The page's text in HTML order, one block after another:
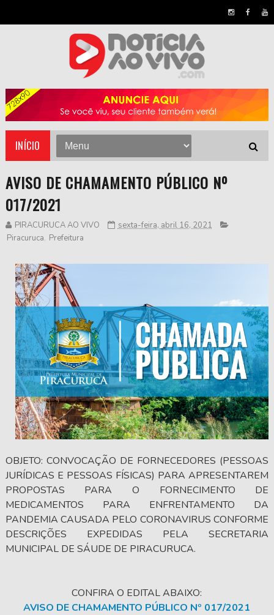
INÍCIO
AVISO DE CHAMAMENTO PÚBLICO Nº
017/2021
PIRACURUCA AO VIVO
sexta-feira, abril 16, 2021
Piracuruca, Prefeitura
OBJETO: CONVOCAÇÃO DE FORNECEDORES (PESSOAS
JURÍDICAS E PESSOAS FÍSICAS) PARA APRESENTAREM
PROPOSTAS PARA O FORNECIMENTO DE
MEDICAMENTOS PARA ENFRENTAMENTO DA
PANDEMIA CAUSADA PELO CORONAVIRUS CONFORME
DESCRIÇÕES EXPEDIDAS PELA SECRETARIA
MUNICIPAL DE SÁUDE DE PIRACURUCA.
CONFIRA O EDITAL ABAIXO:
AVISO DE CHAMAMENTO PÚBLICO Nº 017/2021